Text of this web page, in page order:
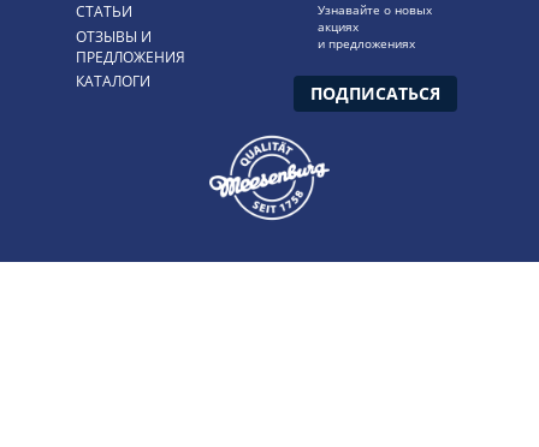
СТАТЬИ
ОТЗЫВЫ И
ПРЕДЛОЖЕНИЯ
КАТАЛОГИ
Узнавайте о новых
акциях
и предложениях
ПОДПИСАТЬСЯ